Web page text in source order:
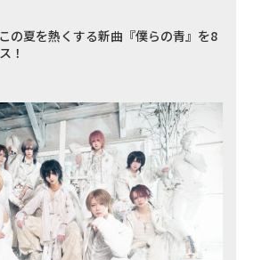
の夏を熱くする新曲『僕らの青』を8
！